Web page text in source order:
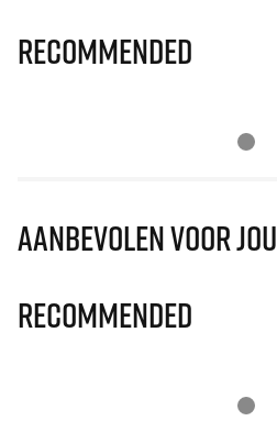
Recommended
Aanbevolen voor jou
Recommended